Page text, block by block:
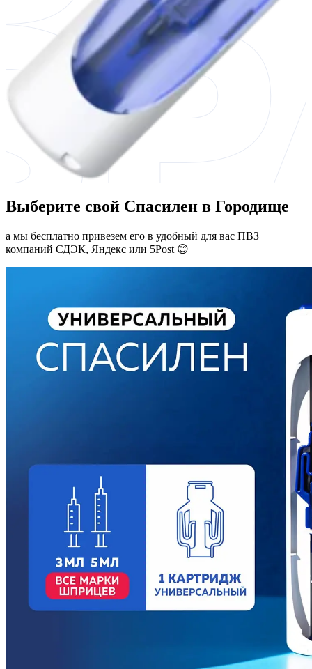
Выберите свой Спасилен в Городище
а мы бесплатно привезем его в удобный для вас ПВЗ
компаний СДЭК, Яндекс или 5Post 😊